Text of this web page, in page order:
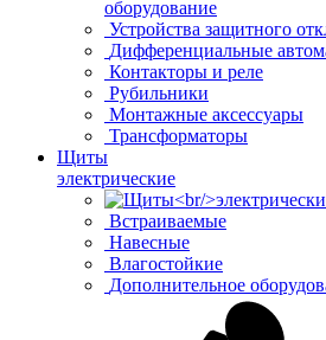
оборудование
Устройства защитного
Дифференциальные
Контакторы и реле
Рубильники
Монтажные аксессуары
Трансформаторы
Щиты
электрические
Встраиваемые
Навесные
Влагостойкие
Дополнительное